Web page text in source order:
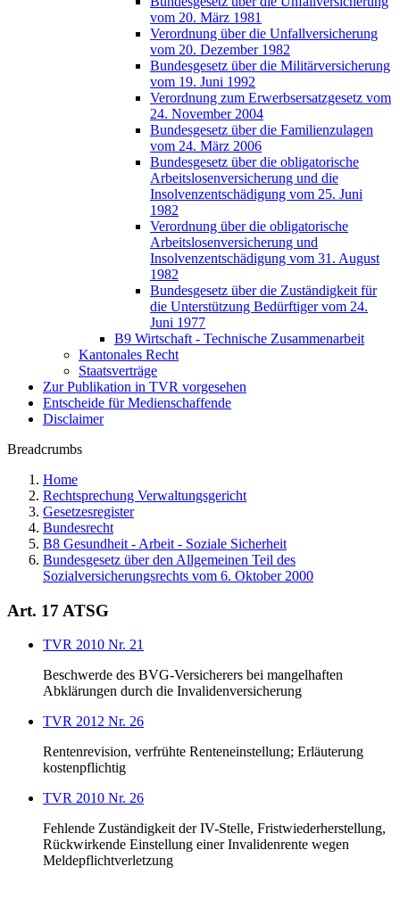
vom 20. März 1981
Verordnung über die Unfallversicherung
vom 20. Dezember 1982
Bundesgesetz über die Militärversicherung
vom 19. Juni 1992
Verordnung zum Erwerbsersatzgesetz vom
24. November 2004
Bundesgesetz über die Familienzulagen
vom 24. März 2006
Bundesgesetz über die obligatorische
Arbeitslosenversicherung und die
Insolvenzentschädigung vom 25. Juni
1982
Verordnung über die obligatorische
Arbeitslosenversicherung und
Insolvenzentschädigung vom 31. August
1982
Bundesgesetz über die Zuständigkeit für
die Unterstützung Bedürftiger vom 24.
Juni 1977
B9 Wirtschaft - Technische Zusammenarbeit
Kantonales Recht
Staatsverträge
Zur Publikation in TVR vorgesehen
Entscheide für Medienschaffende
Disclaimer
Breadcrumbs
Home
Rechtsprechung Verwaltungsgericht
Gesetzesregister
Bundesrecht
B8 Gesundheit - Arbeit - Soziale Sicherheit
Bundesgesetz über den Allgemeinen Teil des
Sozialversicherungsrechts vom 6. Oktober 2000
Art. 17 ATSG
TVR 2010 Nr. 21
Beschwerde des BVG-Versicherers bei mangelhaften
Abklärungen durch die Invalidenversicherung
TVR 2012 Nr. 26
Rentenrevision, verfrühte Renteneinstellung; Erläuterung
kostenpflichtig
TVR 2010 Nr. 26
Fehlende Zuständigkeit der IV-Stelle, Fristwiederherstellung,
Rückwirkende Einstellung einer Invalidenrente wegen
Meldepflichtverletzung